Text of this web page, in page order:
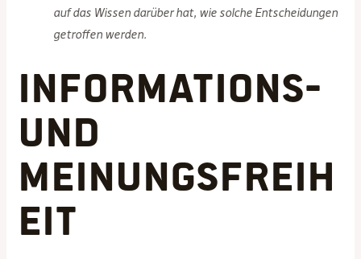
auf das Wissen darüber hat, wie solche Entscheidungen
getroffen werden.
Informations-
und
Meinungsfreih
eit